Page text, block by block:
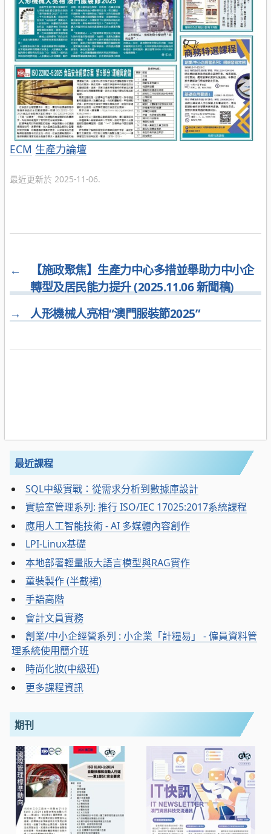
分
ECM 生產力論壇
最近更新於 2025-11-06.
←
【施政聚焦】生產力中心多措並舉助力中小企
轉型及居民能力提升 (2025.11.06 新聞稿)
→
人形機械人亮相“澳門服裝節2025”
最近課程
SQL中級實戰：從需求分析到數據庫設計
實驗室管理系列: 推行 ISO/IEC 17025:2017系統課程
應用人工智能技術 - AI 多媒體內容創作
LPI-Linux基礎
本地部署輕量版大語言模型與RAG實作
童裝製作 (半截裙)
手語高階
會計文員實務
創業/中小企經營系列 : 小企業「計糧易」 - 僱員資料管
理系統使用簡介班
時尚化妝(中級班)
更多課程資訊
期刊